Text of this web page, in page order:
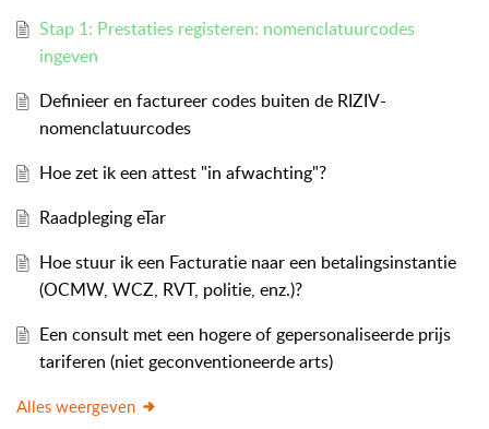
Stap 1: Prestaties registeren: nomenclatuurcodes
ingeven
Definieer en factureer codes buiten de RIZIV-
nomenclatuurcodes
Hoe zet ik een attest "in afwachting"?
Raadpleging eTar
Hoe stuur ik een Facturatie naar een betalingsinstantie
(OCMW, WCZ, RVT, politie, enz.)?
Een consult met een hogere of gepersonaliseerde prijs
tariferen (niet geconventioneerde arts)
Alles weergeven